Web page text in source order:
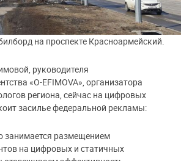
на проспекте Красноармейский.
руководителя
«O-EFIMOVA», организатора
региона, сейчас на цифровых
засилье федеральной рекламы:
занимается размещением
на цифровых и статичных